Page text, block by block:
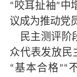
“咬耳扯袖”中
议成为推动党
民主测评阶
众代表发放民
“基本合格”“